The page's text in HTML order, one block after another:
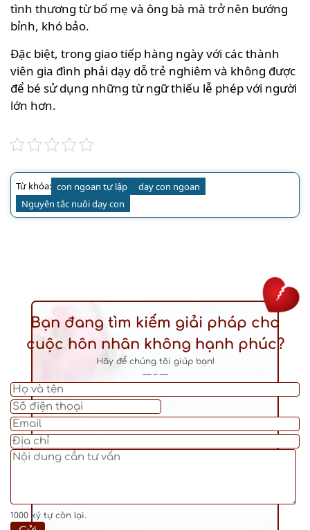
tình thương từ bố mẹ và ông bà mà trở nên bướng
bỉnh, khó bảo.
Đặc biệt, trong giao tiếp hàng ngày với các thành
viên gia đình phải dạy dỗ trẻ nghiêm và không được
để bé sử dụng những từ ngữ thiếu lễ phép với người
lớn hơn.
Từ khóa: con ngoan tự lập
dạy con ngoan
Nguyên tắc nuôi dạy con
Bạn đang tìm kiếm giải pháp cho
cuộc hôn nhân không hạnh phúc?
Hãy để chúng tôi giúp bạn!
— – —
1000 ký tự còn lại.